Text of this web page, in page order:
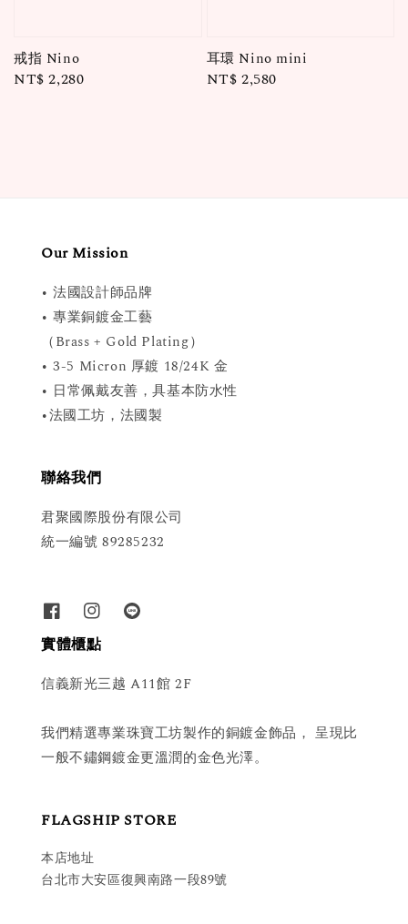
戒指 Nino
Regular
NT$ 2,280
耳環 Nino mini
Regular
NT$ 2,580
Our Mission
• 法國設計師品牌
• 專業銅鍍金工藝
（Brass + Gold Plating）
• 3-5 Micron 厚鍍 18/24K 金
• 日常佩戴友善，具基本防水性
•法國工坊，法國製
聯絡我們
君聚國際股份有限公司
統一編號 89285232
實體櫃點
信義新光三越 A11館 2F
我們精選專業珠寶工坊製作的銅鍍金飾品， 呈現比
一般不鏽鋼鍍金更溫潤的金色光澤。
FLAGSHIP STORE
本店地址
台北市大安區復興南路一段89號